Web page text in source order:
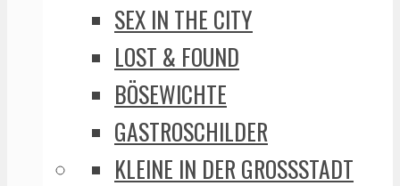
SEX IN THE CITY
LOST & FOUND
BÖSEWICHTE
GASTROSCHILDER
KLEINE IN DER GROSSSTADT